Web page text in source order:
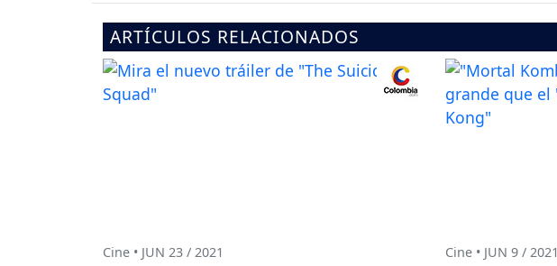
ARTÍCULOS RELACIONADOS
Cine • JUN 23 / 2021 Cine • JUN 9 / 2021